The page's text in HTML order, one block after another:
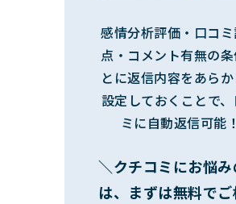
感情分析評価・口コ
点・コメント有無の
とに返信内容をあら
設定しておくことで、
ミに自動返信可能！
＼クチコミにお悩
は、まずは無料でご